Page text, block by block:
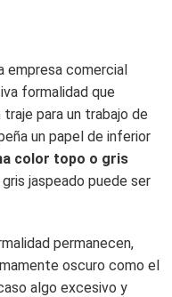
empresa comercial
formalidad que
para un trabajo de
un papel de inferior
color topo o gris
jaspeado puede ser
permanecen,
oscuro como el
algo excesivo y